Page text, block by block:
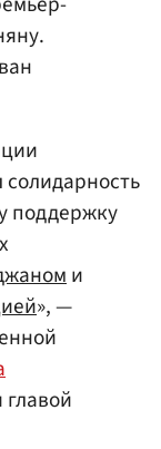
поддержку
и
», —